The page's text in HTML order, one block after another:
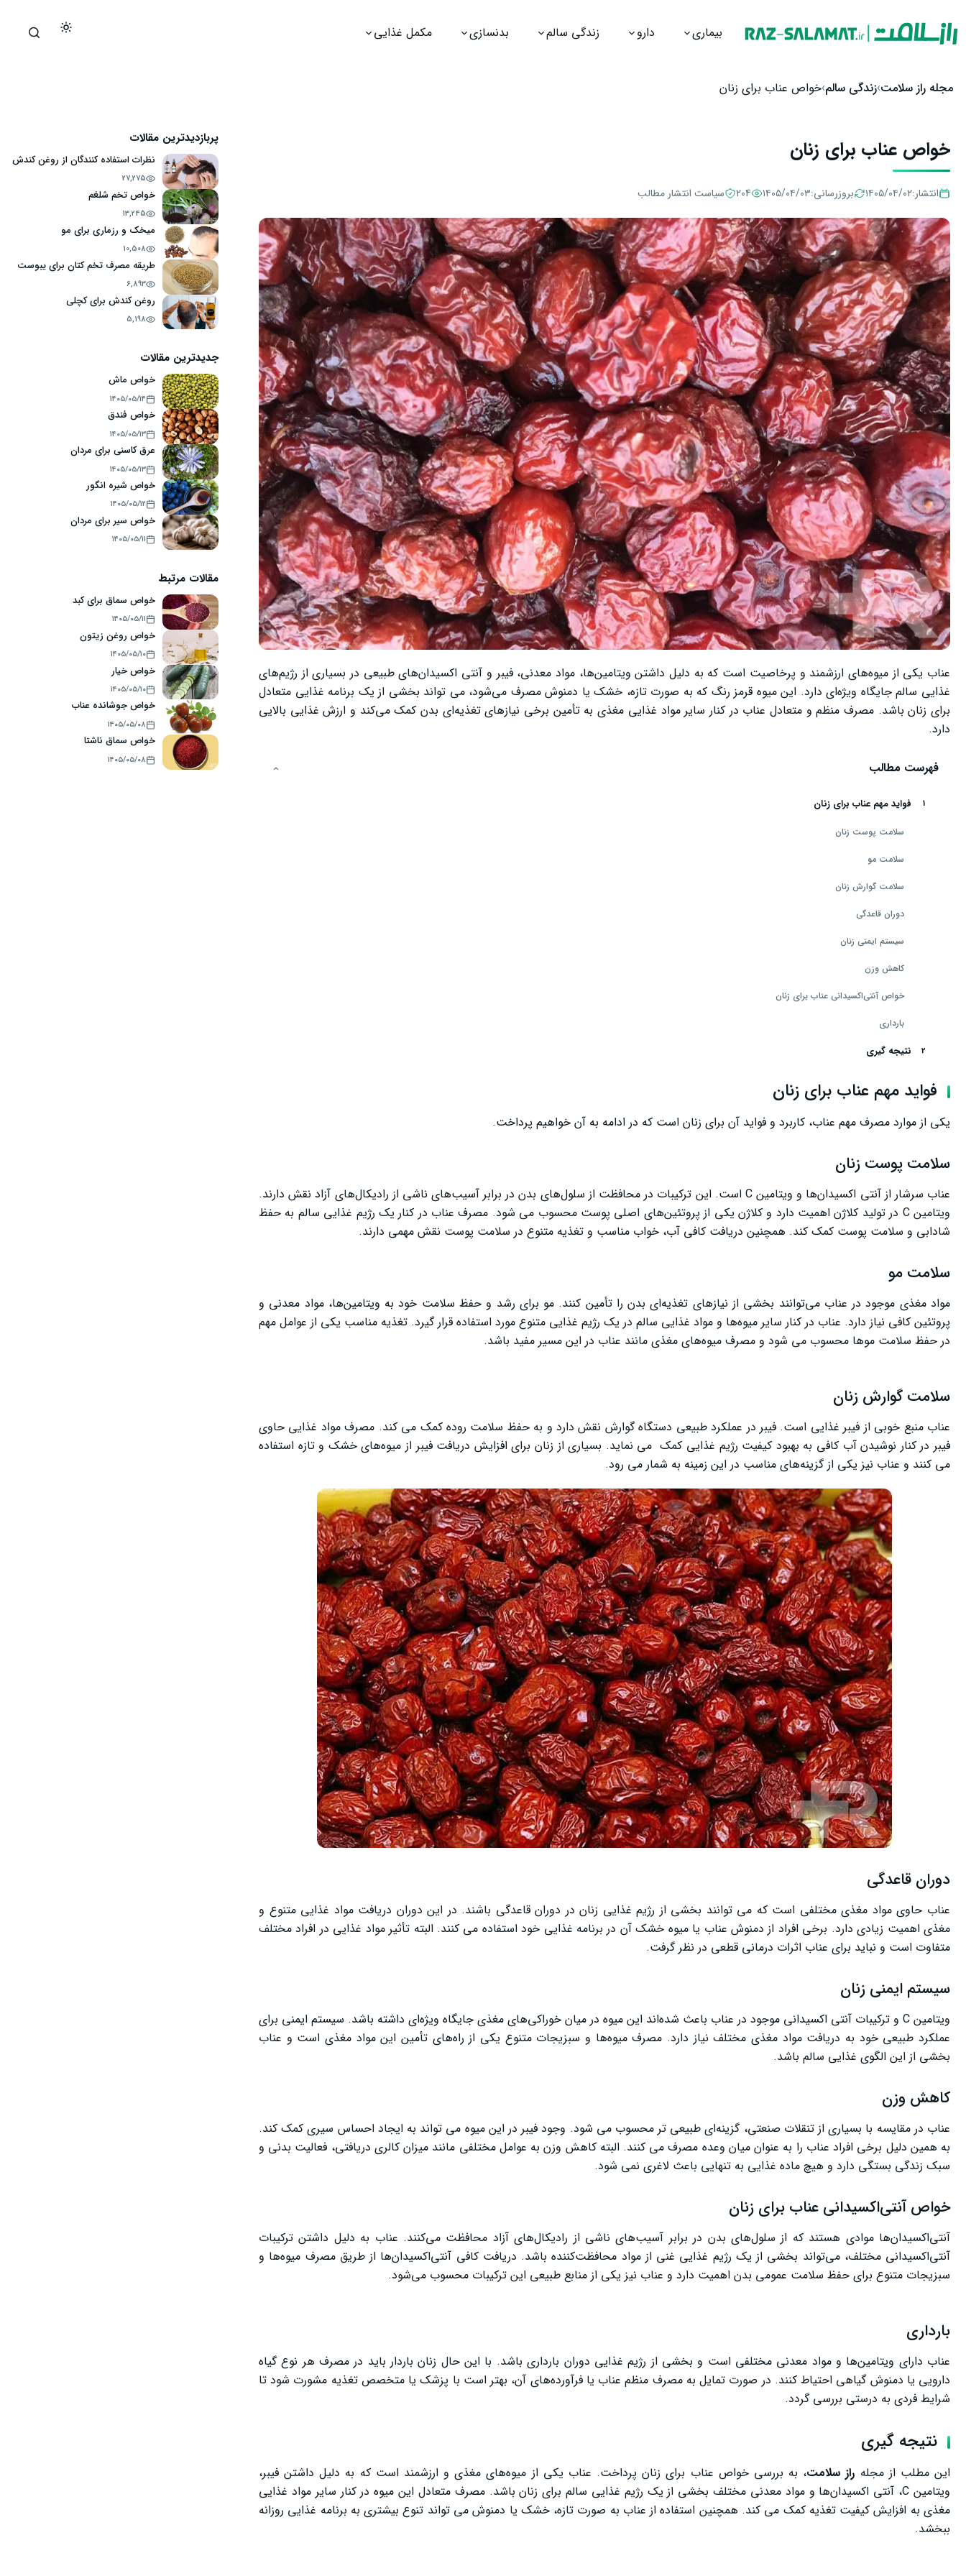
بیماری دارو زندگی سالم بدنسازی مکمل غذایی
مجله راز سلامت زندگی سالم خواص عناب برای زنان
خواص عناب برای زنان
انتشار:۱۴۰۵/۰۴/۰۲ بروزرسانی:۱۴۰۵/۰۴/۰۳ 204 سیاست انتشار مطالب
عناب یکی از میوه‌های ارزشمند و پرخاصیت است که به دلیل داشتن ویتامین‌ها، مواد معدنی، فیبر و آنتی‌ اکسیدان‌های طبیعی در بسیاری از رژیم‌های
غذایی سالم جایگاه ویژه‌ای دارد. این میوه قرمز رنگ که به صورت تازه، خشک یا دمنوش مصرف می‌شود، می ‌تواند بخشی از یک برنامه غذایی متعادل
برای زنان باشد. مصرف منظم و متعادل عناب در کنار سایر مواد غذایی مغذی به تأمین برخی نیازهای تغذیه‌ای بدن کمک می‌کند و ارزش غذایی بالایی
دارد.
فهرست مطالب
فواید مهم عناب برای زنان
سلامت پوست زنان
سلامت مو
سلامت گوارش زنان
دوران قاعدگی
سیستم ایمنی زنان
کاهش وزن
خواص آنتی‌اکسیدانی عناب برای زنان
بارداری
نتیجه گیری
فواید مهم عناب برای زنان
یکی از موارد مصرف مهم عناب، کاربرد و فواید آن برای زنان است که در ادامه به آن خواهیم پرداخت.
سلامت پوست زنان
عناب سرشار از آنتی ‌اکسیدان‌ها و ویتامین C است. این ترکیبات در محافظت از سلول‌های بدن در برابر آسیب‌های ناشی از رادیکال‌های آزاد نقش دارند.
ویتامین C در تولید کلاژن اهمیت دارد و کلاژن یکی از پروتئین‌های اصلی پوست محسوب می ‌شود. مصرف عناب در کنار یک رژیم غذایی سالم به حفظ
شادابی و سلامت پوست کمک کند. همچنین دریافت کافی آب، خواب مناسب و تغذیه متنوع در سلامت پوست نقش مهمی دارند.
سلامت مو
مواد مغذی موجود در عناب می‌توانند بخشی از نیازهای تغذیه‌ای بدن را تأمین کنند. مو برای رشد و حفظ سلامت خود به ویتامین‌ها، مواد معدنی و
پروتئین کافی نیاز دارد. عناب در کنار سایر میوه‌ها و مواد غذایی سالم در یک رژیم غذایی متنوع مورد استفاده قرار گیرد. تغذیه مناسب یکی از عوامل مهم
در حفظ سلامت موها محسوب می‌ شود و مصرف میوه‌های مغذی مانند عناب در این مسیر مفید باشد.
سلامت گوارش زنان
عناب منبع خوبی از فیبر غذایی است. فیبر در عملکرد طبیعی دستگاه گوارش نقش دارد و به حفظ سلامت روده کمک می ‌کند. مصرف مواد غذایی حاوی
فیبر در کنار نوشیدن آب کافی به بهبود کیفیت رژیم غذایی کمک می نماید. بسیاری از زنان برای افزایش دریافت فیبر از میوه‌های خشک و تازه استفاده
می ‌کنند و عناب نیز یکی از گزینه‌های مناسب در این زمینه به شمار می‌ رود.
دوران قاعدگی
عناب حاوی مواد مغذی مختلفی است که می‌ توانند بخشی از رژیم غذایی زنان در دوران قاعدگی باشند. در این دوران دریافت مواد غذایی متنوع و
مغذی اهمیت زیادی دارد. برخی افراد از دمنوش عناب یا میوه خشک آن در برنامه غذایی خود استفاده می‌ کنند. البته تأثیر مواد غذایی در افراد مختلف
متفاوت است و نباید برای عناب اثرات درمانی قطعی در نظر گرفت.
سیستم ایمنی زنان
ویتامین C و ترکیبات آنتی ‌اکسیدانی موجود در عناب باعث شده‌اند این میوه در میان خوراکی‌های مغذی جایگاه ویژه‌ای داشته باشد. سیستم ایمنی برای
عملکرد طبیعی خود به دریافت مواد مغذی مختلف نیاز دارد. مصرف میوه‌ها و سبزیجات متنوع یکی از راه‌های تأمین این مواد مغذی است و عناب
بخشی از این الگوی غذایی سالم باشد.
کاهش وزن
عناب در مقایسه با بسیاری از تنقلات صنعتی، گزینه‌ای طبیعی‌ تر محسوب می‌ شود. وجود فیبر در این میوه می ‌تواند به ایجاد احساس سیری کمک کند.
به همین دلیل برخی افراد عناب را به عنوان میان وعده مصرف می ‌کنند. البته کاهش وزن به عوامل مختلفی مانند میزان کالری دریافتی، فعالیت بدنی و
سبک زندگی بستگی دارد و هیچ ماده غذایی به تنهایی باعث لاغری نمی ‌شود.
خواص آنتی‌اکسیدانی عناب برای زنان
آنتی‌اکسیدان‌ها موادی هستند که از سلول‌های بدن در برابر آسیب‌های ناشی از رادیکال‌های آزاد محافظت می‌کنند. عناب به دلیل داشتن ترکیبات
آنتی‌اکسیدانی مختلف، می‌تواند بخشی از یک رژیم غذایی غنی از مواد محافظت‌کننده باشد. دریافت کافی آنتی‌اکسیدان‌ها از طریق مصرف میوه‌ها و
سبزیجات متنوع برای حفظ سلامت عمومی بدن اهمیت دارد و عناب نیز یکی از منابع طبیعی این ترکیبات محسوب می‌شود.
بارداری
عناب دارای ویتامین‌ها و مواد معدنی مختلفی است و بخشی از رژیم غذایی دوران بارداری باشد. با این حال زنان باردار باید در مصرف هر نوع گیاه
دارویی یا دمنوش گیاهی احتیاط کنند. در صورت تمایل به مصرف منظم عناب یا فرآورده‌های آن، بهتر است با پزشک یا متخصص تغذیه مشورت شود تا
شرایط فردی به درستی بررسی گردد.
نتیجه گیری
این مطلب از مجله راز سلامت، به بررسی خواص عناب برای زنان پرداخت. عناب یکی از میوه‌های مغذی و ارزشمند است که به دلیل داشتن فیبر،
ویتامین C، آنتی ‌اکسیدان‌ها و مواد معدنی مختلف بخشی از یک رژیم غذایی سالم برای زنان باشد. مصرف متعادل این میوه در کنار سایر مواد غذایی
مغذی به افزایش کیفیت تغذیه کمک می ‌کند. همچنین استفاده از عناب به صورت تازه، خشک یا دمنوش می ‌تواند تنوع بیشتری به برنامه غذایی روزانه
ببخشد.
پربازدیدترین مقالات
نظرات استفاده کنندگان از روغن کندش
27,275
خواص تخم شلغم
13,245
میخک و رزماری برای مو
10,508
طریقه مصرف تخم کتان برای یبوست
6,893
روغن کندش برای کچلی
5,198
جدیدترین مقالات
خواص ماش
۱۴۰۵/۰۵/۱۴
خواص فندق
۱۴۰۵/۰۵/۱۳
عرق کاسنی برای مردان
۱۴۰۵/۰۵/۱۳
خواص شیره انگور
۱۴۰۵/۰۵/۱۲
خواص سیر برای مردان
۱۴۰۵/۰۵/۱۱
مقالات مرتبط
خواص سماق برای کبد
۱۴۰۵/۰۵/۱۱
خواص روغن زیتون
۱۴۰۵/۰۵/۱۰
خواص خیار
۱۴۰۵/۰۵/۱۰
خواص جوشانده عناب
۱۴۰۵/۰۵/۰۸
خواص سماق ناشتا
۱۴۰۵/۰۵/۰۸